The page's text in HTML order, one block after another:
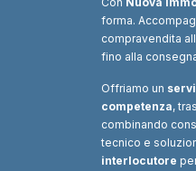
forma.
compravendita
fino alla
Offriamo un
competenza,
combinando
tecnico e
interlocutore